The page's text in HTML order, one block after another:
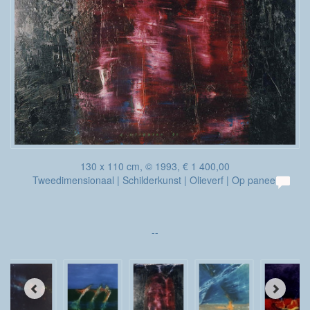
130 x 110 cm, © 1993, € 1 400,00
Tweedimensionaal | Schilderkunst | Olieverf | Op paneel
--